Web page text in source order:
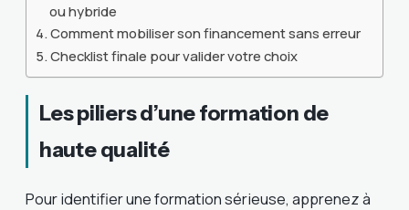
ou hybride
Comment mobiliser son financement sans erreur
Checklist finale pour valider votre choix
Les piliers d’une formation de
haute qualité
Pour identifier une formation sérieuse, apprenez à